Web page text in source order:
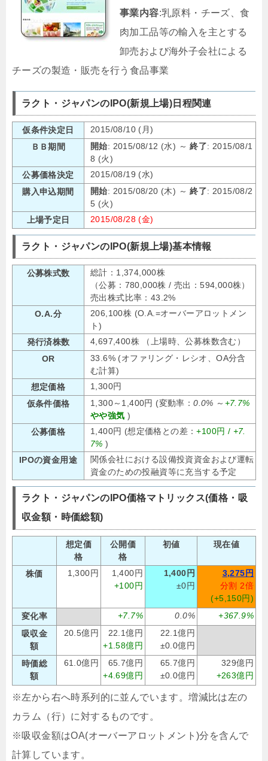
事業内容:乳原料・チーズ、食
肉加工品等の輸入を主とする
卸売および海外子会社による
チーズの製造・販売を行う食品事業
ラクト・ジャパンのIPO(新規上場)日程関連
仮条件決定日
2015/08/10 (月)
ＢＢ期間
開始: 2015/08/12 (水) ～終了: 2015/08/1
8 (火)
公募価格決定
2015/08/19 (水)
購入申込期間
開始: 2015/08/20 (木) ～終了: 2015/08/2
5 (火)
上場予定日
2015/08/28 (金)
ラクト・ジャパンのIPO(新規上場)基本情報
公募株式数
総計：1,374,000株
（公募：780,000株 / 売出：594,000株）
売出株式比率：43.2%
O.A.分
206,100株 (O.A.=オーバーアロットメン
ト)
発行済株数
4,697,400株 （上場時、公募株数含む）
OR
33.6% (オファリング・レシオ、OA分含
む計算)
想定価格
1,300円
仮条件価格
1,300～1,400円 (変動率：0.0% ～ +7.7%
やや強気 )
公募価格
1,400円 (想定価格との差：+100円 / +7.
7% )
IPOの資金用途
関係会社における設備投資資金および運転
資金のための投融資等に充当する予定
ラクト・ジャパンのIPO価格マトリックス(価格・吸
収金額・時価総額)
想定価
格
公開価
格
初値 現在値
株価 1,300円
1,400円
+100円
1,400円
±0円
3,275円
分割 2倍
(+5,150円)
変化率
+7.7% 0.0%
+367.9%
吸収金
額
20.5億円
22.1億円
+1.58億円
22.1億円
±0.0億円
時価総
額
61.0億円
65.7億円
+4.69億円
65.7億円
±0.0億円
329億円
+263億円
※左から右へ時系列的に並んでいます。増減比は左の
カラム（行）に対するものです。
※吸収金額はOA(オーバーアロットメント)分を含んで
計算しています。